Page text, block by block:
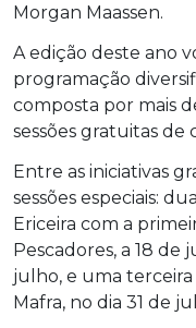
Morgan Maassen.
A edição deste ano
programação
composta por mais
sessões gratuitas de
Entre as iniciativas
sessões especiais:
Ericeira com a
Pescadores, a 18 de
julho, e uma terceira
Mafra, no dia 31 de